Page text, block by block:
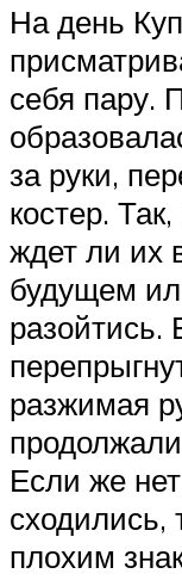
На день
себя пару.
за руки,
костер.
ждет ли их
будущем
разойтись.
разжимая
Если же
сходились,
плохим